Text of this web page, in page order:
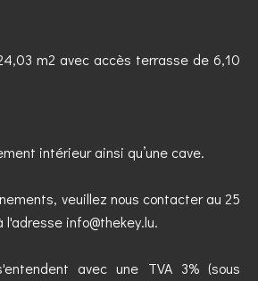
m2 avec accès terrasse de 6,10
intérieur ainsi qu’une cave.
veuillez nous contacter au 25
l'adresse info@thekey.lu.
avec une TVA 3% (sous